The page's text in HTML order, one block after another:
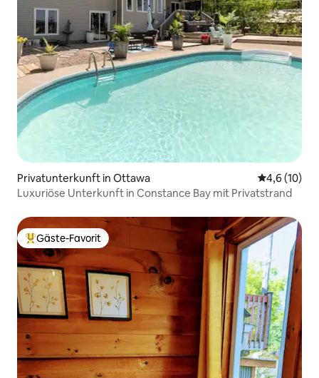
Privatunterkunft in Ottawa
4,6 (10)
Luxuriöse Unterkunft in Constance Bay mit Privatstrand
Beliebter Gäste-Favorit.
Gäste-Favorit